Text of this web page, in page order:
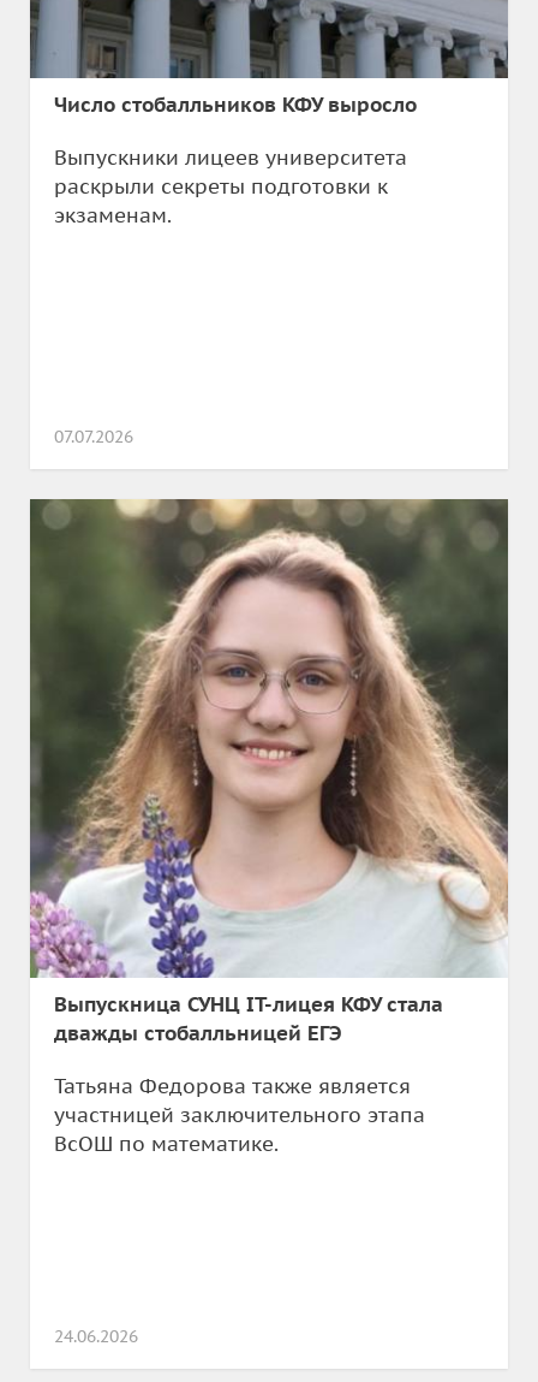
Число стобалльников КФУ выросло
Выпускники лицеев университета
раскрыли секреты подготовки к
экзаменам.
07.07.2026
Выпускница СУНЦ IT-лицея КФУ стала
дважды стобалльницей ЕГЭ
Татьяна Федорова также является
участницей заключительного этапа
ВсОШ по математике.
24.06.2026